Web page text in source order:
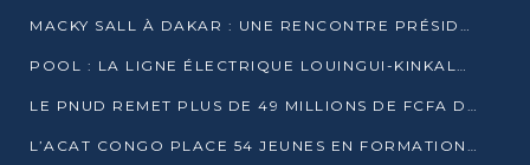
MACKY SALL À DAKAR : UNE RENCONTRE PRÉSIDENTIELLE QUI DIVISE L’OPINION SÉNÉGALAISE
POOL : LA LIGNE ÉLECTRIQUE LOUINGUI-KINKALA-BOKO MISE EN SERVICE
LE PNUD REMET PLUS DE 49 MILLIONS DE FCFA D’ÉQUIPEMENTS POUR ACCÉLÉRER LA NUMÉRISATION DU SYSTÈME DE SANTÉ
L’ACAT CONGO PLACE 54 JEUNES EN FORMATION PROFESSIONNELLE